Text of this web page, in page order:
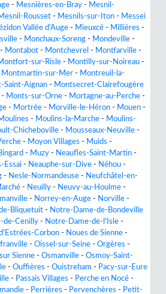
- Mesnières-en-Bray - Mesnil-
Rousset - Mesnils-sur-Iton - Messei
Vallée d'Auge - Mieuxcé - Millières -
- Monchaux-Soreng - Mondeville -
- Montabot - Montchevrel - Montfarville -
sur-Risle - Montilly-sur-Noireau -
Montmartin-sur-Mer - Montreuil-la-
Saint-Aignan - Montsecret-Clairefougère
- Monts-sur-Orne - Mortagne-au-Perche -
- Mortrée - Morville-le-Héron - Mouen -
- Moulins-la-Marche - Moulins-
Chicheboville - Mousseaux-Neuville -
- Moyon Villages - Muids -
- Muzy - Neaufles-Saint-Martin -
Essai - Neauphe-sur-Dive - Néhou -
- Nesle-Normandeuse - Neufchâtel-en-
- Neuilly - Neuvy-au-Houlme -
- Norrey-en-Auge - Norville -
Bliquetuit - Notre-Dame-de-Bondeville
de-Cenilly - Notre-Dame-de-l'Isle -
Corbon - Noues de Sienne -
- Oissel-sur-Seine - Orgères -
Sienne - Osmanville - Osmoy-Saint-
- Ouffières - Ouistreham - Pacy-sur-Eure
- Passais Villages - Perche en Nocé -
- Perrières - Pervenchères - Petit-